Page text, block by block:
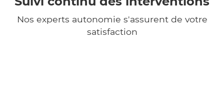
Nos experts autonomie s'assurent de votre
satisfaction